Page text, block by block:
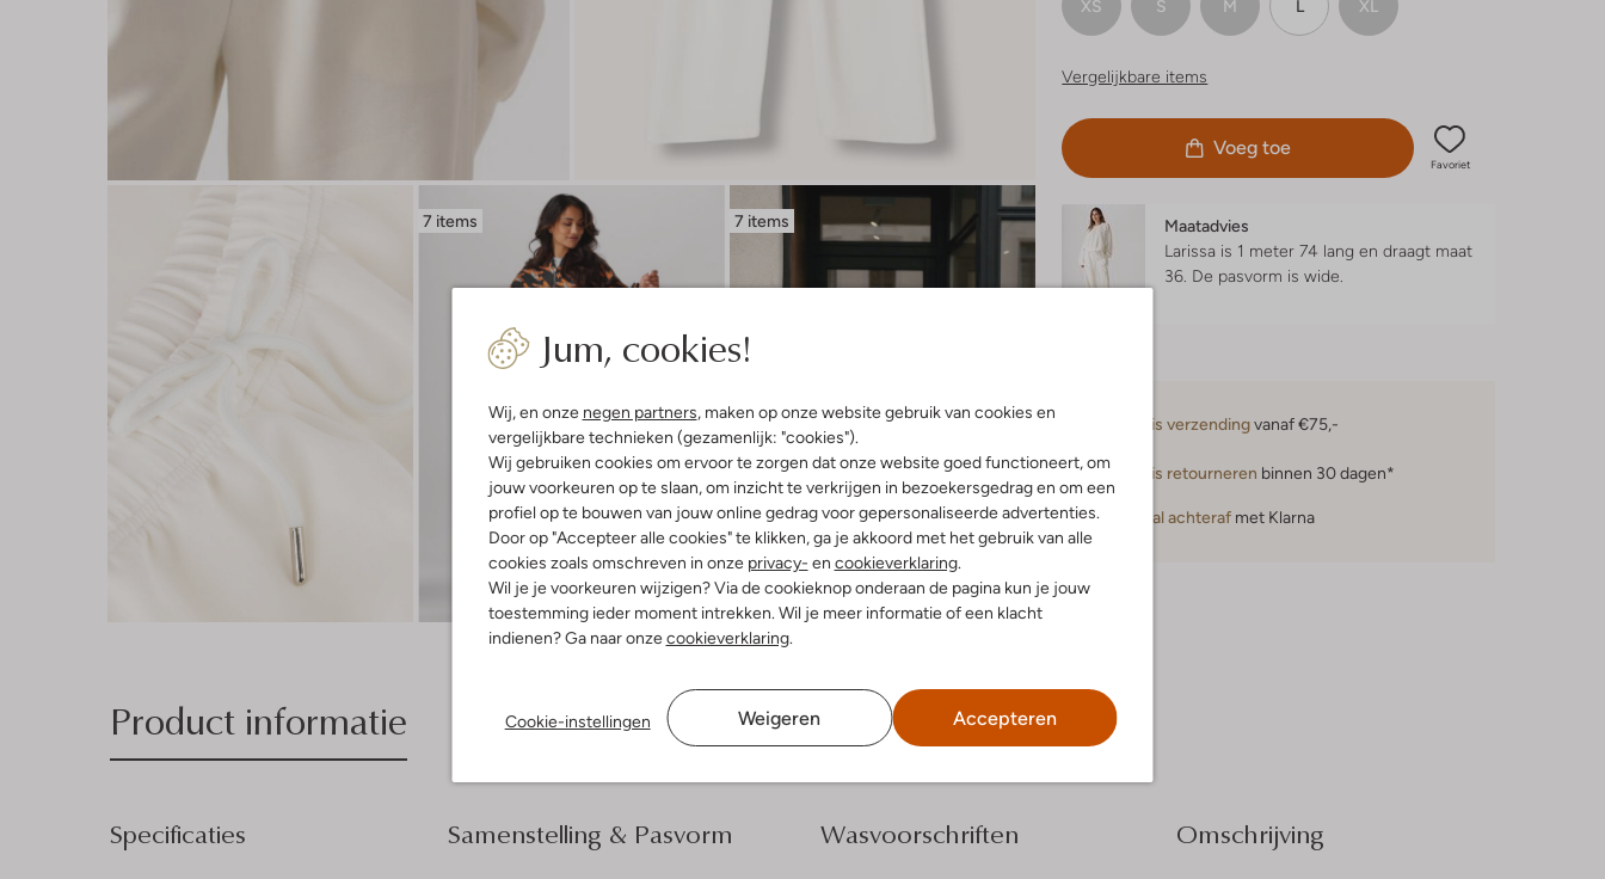
Jum, cookies!
Wij, en onze negen partners, maken op onze website gebruik van cookies en
vergelijkbare technieken (gezamenlijk: "cookies").
Wij gebruiken cookies om ervoor te zorgen dat onze website goed functioneert, om
jouw voorkeuren op te slaan, om inzicht te verkrijgen in bezoekersgedrag en om een
profiel op te bouwen van jouw online gedrag voor gepersonaliseerde advertenties.
Door op "Accepteer alle cookies" te klikken, ga je akkoord met het gebruik van alle
cookies zoals omschreven in onze privacy- en cookieverklaring.
Wil je je voorkeuren wijzigen? Via de cookieknop onderaan de pagina kun je jouw
toestemming ieder moment intrekken. Wil je meer informatie of een klacht
indienen? Ga naar onzecookieverklaring.
Cookie-instellingen Weigeren Accepteren
7 items
Ontdek de look
7 items
Ontdek de look
XS S M L XL
Vergelijkbare items
Voeg toe
Favoriet
Maatadvies
Larissa is 1 meter 74 lang en draagt maat
36. De pasvorm iswide.
Gratis verzendingvanaf €75,-
Gratis retourneren binnen 30 dagen*
Betaal achteraf met Klarna
Product informatie Bezorgen & retourneren
Specificaties Samenstelling & Pasvorm Wasvoorschriften Omschrijving